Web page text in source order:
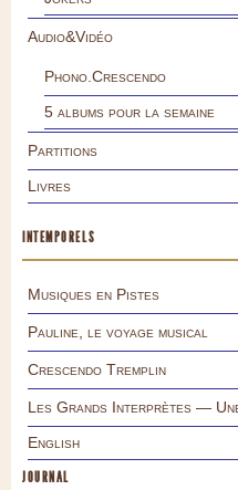
Audio&Vidéo
Phono.Crescendo
5 albums pour la semaine
Partitions
Livres
INTEMPORELS
Musiques en Pistes
Pauline, le voyage musical
Crescendo Tremplin
Les Grands Interprètes —
English
JOURNAL